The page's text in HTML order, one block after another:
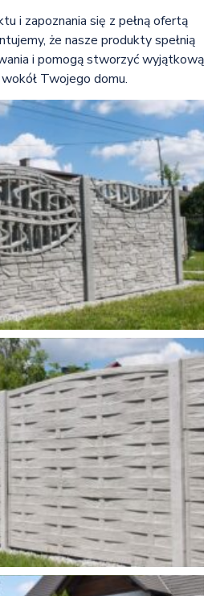
i zapoznania się z pełną ofertą
że nasze produkty spełnią
i pomogą stworzyć wyjątkową
Twojego domu.